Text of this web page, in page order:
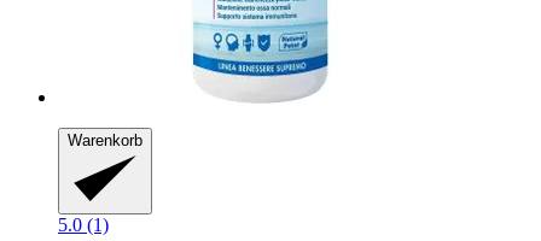
Warenkorb
5.0 (1)